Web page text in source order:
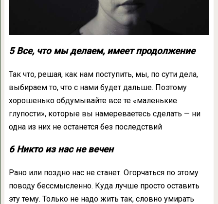
5 Все, что мы делаем, имеет продолжение
Так что, решая, как нам поступить, мы, по сути дела,
выбираем то, что с нами будет дальше. Поэтому
хорошенько обдумывайте все те «маленькие
глупости», которые вы намереваетесь сделать — ни
одна из них не останется без последствий
6 Никто из нас не вечен
Рано или поздно нас не станет. Огорчаться по этому
поводу бессмысленно. Куда лучше просто оставить
эту тему. Только не надо жить так, словно умирать